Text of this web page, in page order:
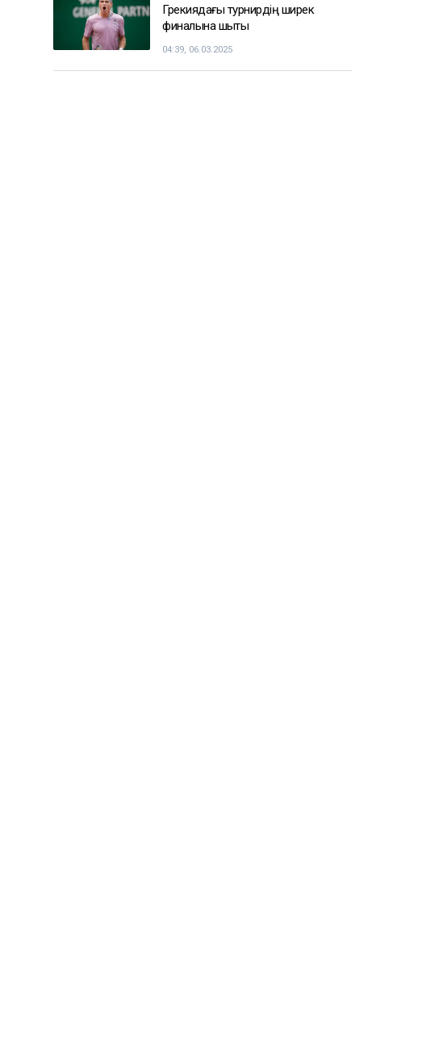
Грекиядағы турнирдің ширек
финалына шықты
04:39, 06.03.2025